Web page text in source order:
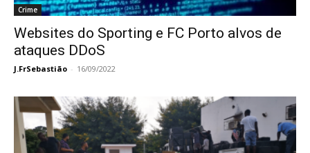
Crime
Websites do Sporting e FC Porto alvos de
ataques DDoS
J.FrSebastião - 16/09/2022